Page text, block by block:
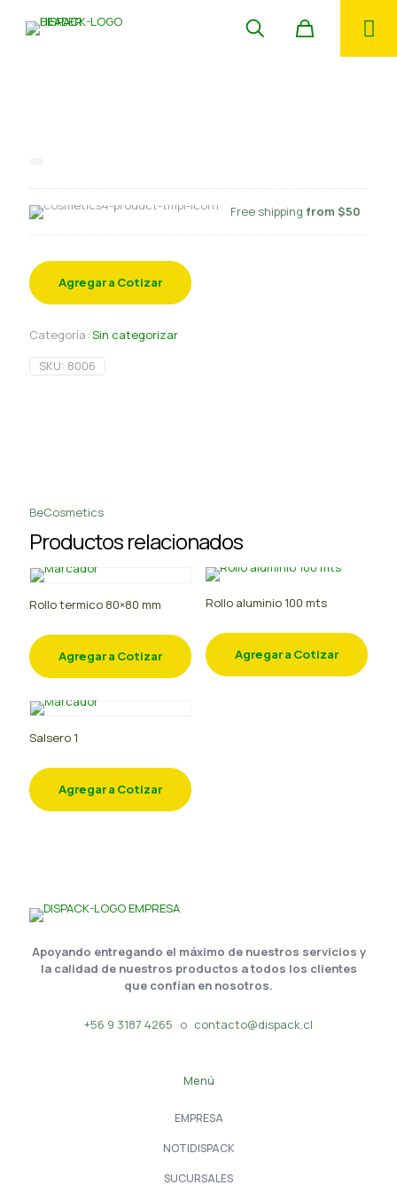
Free shipping from $50
Agregar a Cotizar
Categoría: Sin categorizar
SKU: 8006
BeCosmetics
Productos relacionados
Rollo termico 80×80 mm
Agregar a Cotizar
Rollo aluminio 100 mts
Agregar a Cotizar
Salsero 1
Agregar a Cotizar
Apoyando entregando el máximo de nuestros servicios y
la calidad de nuestros productos a todos los clientes
que confían en nosotros.
+56 9 3187 4265 o contacto@dispack.cl
Menú
EMPRESA
NOTIDISPACK
SUCURSALES